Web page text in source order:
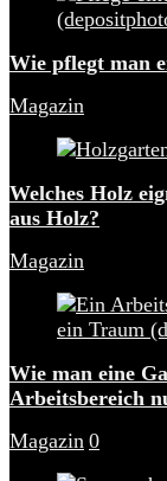
Wie pflegt man
Magazin
Welches Holz
aus Holz?
Magazin
Wie man eine
Arbeitsbereich
Magazin 0